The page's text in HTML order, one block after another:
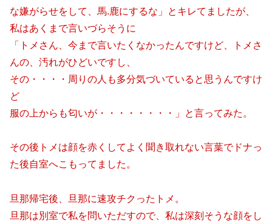
な嫌がらせをして、馬.鹿にするな」とキレてましたが、
私はあくまで言いづらそうに
「トメさん、今まで言いたくなかったんですけど、トメさ
んの、汚れがひどいですし、
その・・・・周りの人も多分気づいていると思うんですけ
ど
服の上からも匂いが・・・・・・・・」と言ってみた。
その後トメは顔を赤くしてよく聞き取れない言葉でドナっ
た後自室へこもってました。
旦那帰宅後、旦那に速攻チクったトメ。
旦那は別室で私を問いただすので、私は深刻そうな顔をし